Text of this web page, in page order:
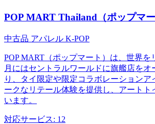
POP MART Thailand（ポップマー
中古品 アパレル K-POP
POP MART（ポップマート）は、世界
月にはセントラルワールドに旗艦店を
り、タイ限定や限定コラボレーション
ークなリテール体験を提供し、アート
います。
対応サービス: 12